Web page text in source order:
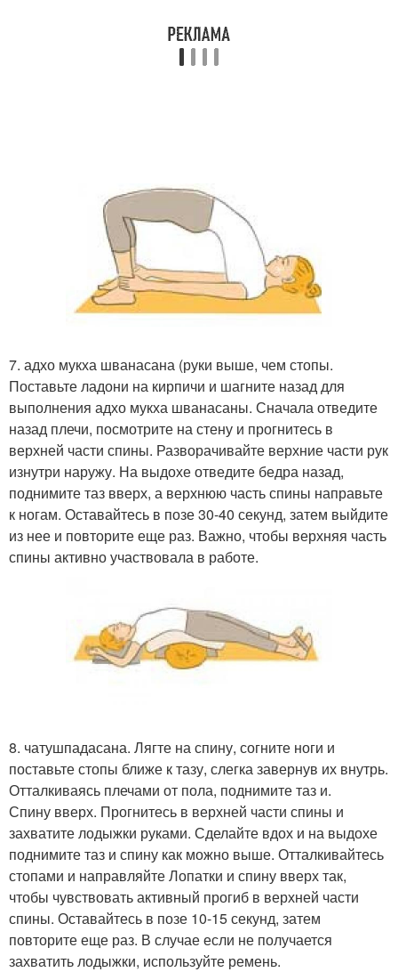
7. адхо мукха шванасана (руки выше, чем стопы.
Поставьте ладони на кирпичи и шагните назад для
выполнения адхо мукха шванасаны. Сначала отведите
назад плечи, посмотрите на стену и прогнитесь в
верхней части спины. Разворачивайте верхние части рук
изнутри наружу. На выдохе отведите бедра назад,
поднимите таз вверх, а верхнюю часть спины направьте
к ногам. Оставайтесь в позе 30-40 секунд, затем выйдите
из нее и повторите еще раз. Важно, чтобы верхняя часть
спины активно участвовала в работе.
8. чатушпадасана. Лягте на спину, согните ноги и
поставьте стопы ближе к тазу, слегка завернув их внутрь.
Отталкиваясь плечами от пола, поднимите таз и.
Спину вверх. Прогнитесь в верхней части спины и
захватите лодыжки руками. Сделайте вдох и на выдохе
поднимите таз и спину как можно выше. Отталкивайтесь
стопами и направляйте Лопатки и спину вверх так,
чтобы чувствовать активный прогиб в верхней части
спины. Оставайтесь в позе 10-15 секунд, затем
повторите еще раз. В случае если не получается
захватить лодыжки, используйте ремень.